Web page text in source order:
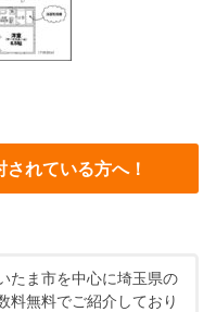
れている方へ！
たま市を中心に埼玉県の
料無料でご紹介しており